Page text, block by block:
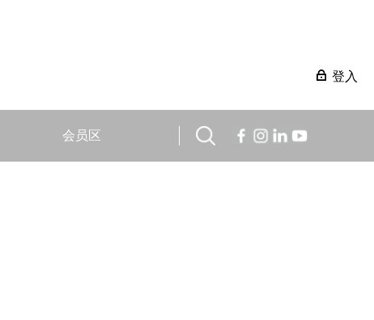
登入
会员区